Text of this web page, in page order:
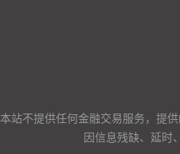
本站不提供任何金融交易服务，提
因信息残缺、延时